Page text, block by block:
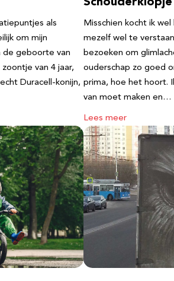
als
om mijn
de geboorte van
van 4 jaar,
Duracell-konijn,
Schouderklopje
Misschien kocht ik
mezelf wel te
bezoeken om
ouderschap zo goed
prima, hoe het hoort.
van moet maken en…
Lees meer